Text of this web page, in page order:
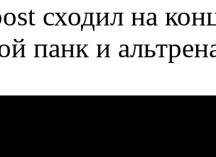
сходил на
панк и